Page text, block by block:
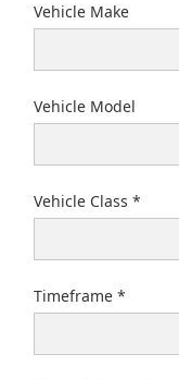
Vehicle Make
Vehicle Model
Vehicle Class
Timeframe